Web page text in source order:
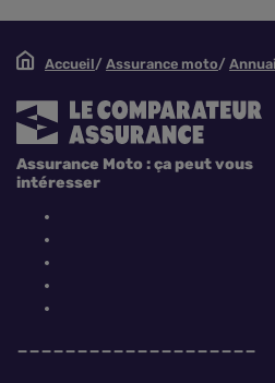
Accueil Assurance moto
Assurance Moto : ça peut vous
intéresser